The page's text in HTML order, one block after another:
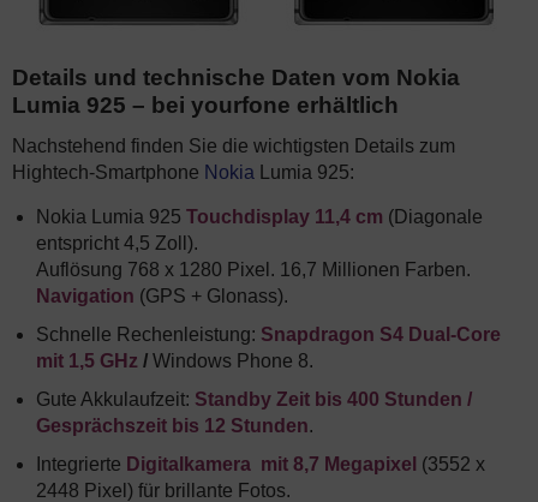
Details und technische Daten vom Nokia
Lumia 925 – bei yourfone erhältlich
Nachstehend finden Sie die wichtigsten Details zum
Hightech-Smartphone Nokia Lumia 925:
Nokia Lumia 925 Touchdisplay 11,4 cm (Diagonale
entspricht 4,5 Zoll).
Auflösung 768 x 1280 Pixel. 16,7 Millionen Farben.
Navigation (GPS + Glonass).
Schnelle Rechenleistung: Snapdragon S4 Dual-Core
mit 1,5 GHz / Windows Phone 8.
Gute Akkulaufzeit: Standby Zeit bis 400 Stunden /
Gesprächszeit bis 12 Stunden.
Integrierte Digitalkamera mit 8,7 Megapixel (3552 x
2448 Pixel) für brillante Fotos.